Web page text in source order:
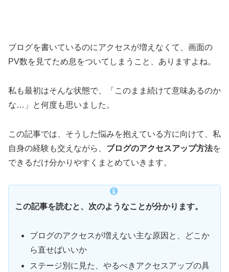
ブログを書いているのにアクセスが増えなくて、画面の
PV数を見てため息をついてしまうこと、ありますよね。
私も最初はそんな状態で、「このまま続けて意味あるのか
な…」と何度も思いました。
この記事では、そうした悩みを抱えている方に向けて、私
自身の経験も交えながら、 ブログのアクセスアップ方法を
できるだけ分かりやすくまとめていきます。
この記事を読むと、次のようなことが分かります。
ブログのアクセスが増えない主な原因と、どこか
ら直せばいいか
ステージ別に見た、やるべきアクセスアップの具